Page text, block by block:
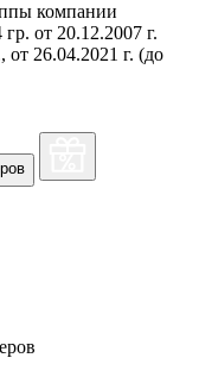
компании
от 20.12.2007 г.
26.04.2021 г. (до